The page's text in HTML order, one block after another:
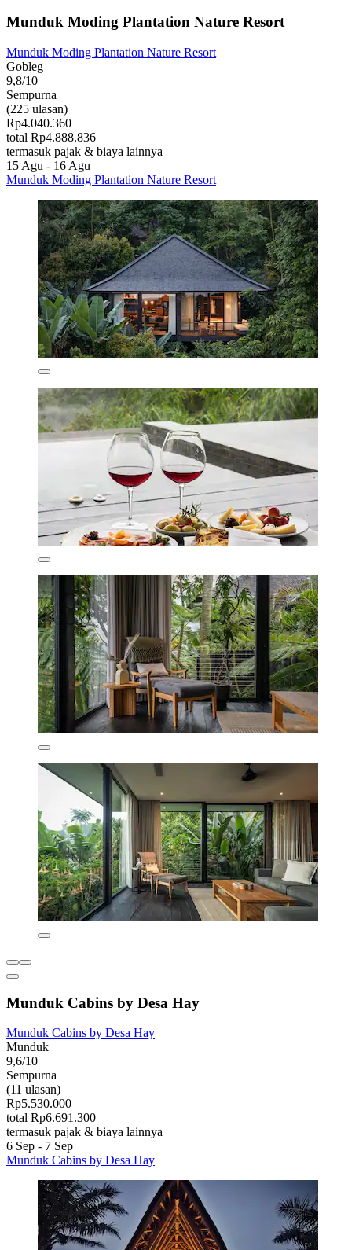
Munduk Moding Plantation Nature Resort
Munduk Moding Plantation Nature Resort
Gobleg
9,8/10
Sempurna
(225 ulasan)
Rp4.040.360
total Rp4.888.836
termasuk pajak & biaya lainnya
15 Agu - 16 Agu
Munduk Moding Plantation Nature Resort
Munduk Cabins by Desa Hay
Munduk Cabins by Desa Hay
Munduk
9,6/10
Sempurna
(11 ulasan)
Rp5.530.000
total Rp6.691.300
termasuk pajak & biaya lainnya
6 Sep - 7 Sep
Munduk Cabins by Desa Hay